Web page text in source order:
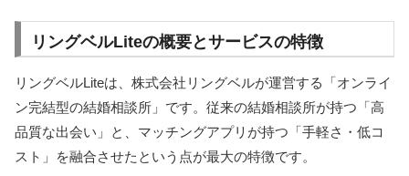
リングベルLiteの概要とサービスの特徴
リングベルLiteは、株式会社リングベルが運営する「オンライ
ン完結型の結婚相談所」です。従来の結婚相談所が持つ「高
品質な出会い」と、マッチングアプリが持つ「手軽さ・低コ
スト」を融合させたという点が最大の特徴です。